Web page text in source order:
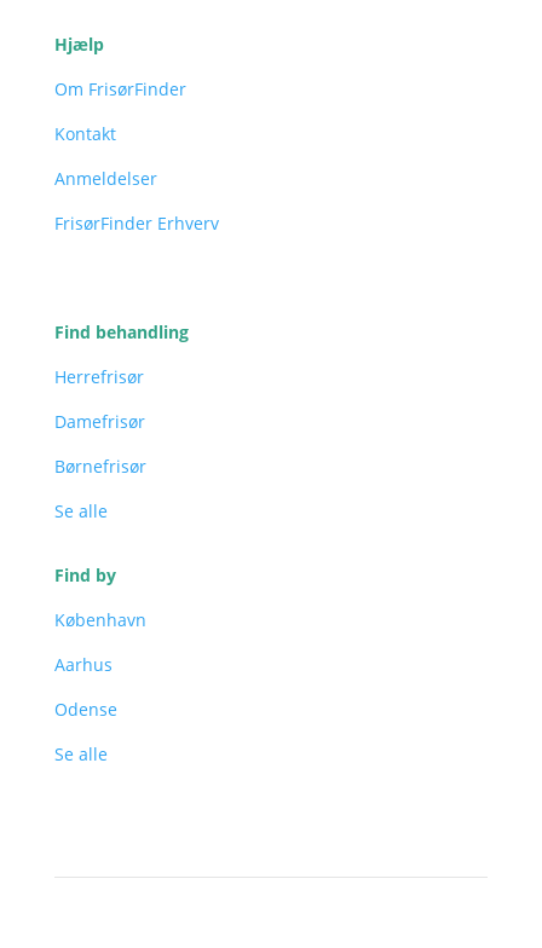
Hjælp
Om FrisørFinder
Kontakt
Anmeldelser
FrisørFinder Erhverv
Find behandling
Herrefrisør
Damefrisør
Børnefrisør
Se alle
Find by
København
Aarhus
Odense
Se alle